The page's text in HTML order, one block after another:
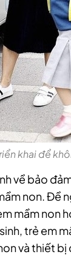
khai để
về bảo
non. Đề
mầm non
trẻ em
và thiết